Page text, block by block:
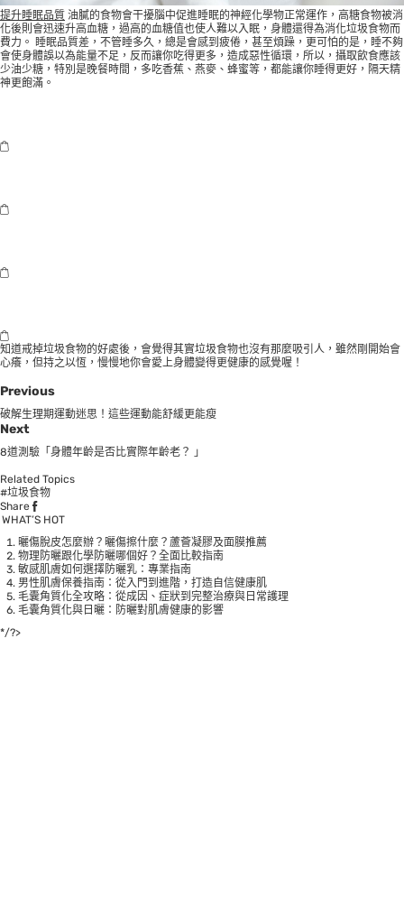
提升睡眠品質 油膩的食物會干擾腦中促進睡眠的神經化學物正常運作，高糖食物被消
化後則會迅速升高血糖，過高的血糖值也使人難以入眠，身體還得為消化垃圾食物而
費力。 睡眠品質差，不管睡多久，總是會感到疲倦，甚至煩躁，更可怕的是，睡不夠
會使身體誤以為能量不足，反而讓你吃得更多，造成惡性循環，所以，攝取飲食應該
少油少糖，特別是晚餐時間，多吃香蕉、燕麥、蜂蜜等，都能讓你睡得更好，隔天精
神更飽滿。
知道戒掉垃圾食物的好處後，會覺得其實垃圾食物也沒有那麼吸引人，雖然剛開始會
心癢，但持之以恆，慢慢地你會愛上身體變得更健康的感覺喔！
Previous
破解生理期運動迷思！這些運動能舒緩更能瘦
Next
8道測驗「身體年齡是否比實際年齡老？ 」
Related Topics
#垃圾食物
Share
WHAT’S HOT
曬傷脫皮怎麼辦？曬傷擦什麼？蘆薈凝膠及面膜推薦
物理防曬跟化學防曬哪個好？全面比較指南
敏感肌膚如何選擇防曬乳：專業指南
男性肌膚保養指南：從入門到進階，打造自信健康肌
毛囊角質化全攻略：從成因、症狀到完整治療與日常護理
毛囊角質化與日曬：防曬對肌膚健康的影響
*/?>